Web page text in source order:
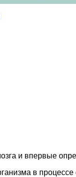
и впервые
в процессе